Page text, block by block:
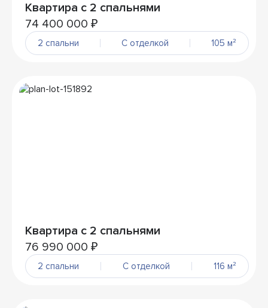
Квартира с 2 спальнями
74 400 000 ₽
2 спальни С отделкой 105 м²
Квартира с 2 спальнями
76 990 000 ₽
2 спальни С отделкой 116 м²